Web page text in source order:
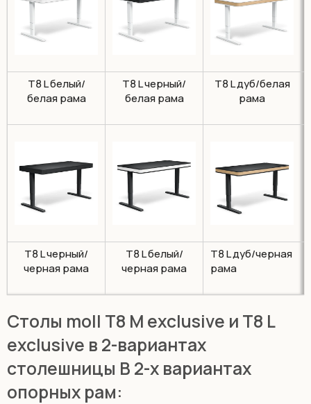
T8 L белый/
белая рама
T8 L черный/
белая рама
T8 L дуб/белая
рама
T8 L черный/
черная рама
T8 L белый/
черная рама
T8 L дуб/черная
рама
Cтолы moll T8 M exclusive и T8 L
exclusive в 2-вариантах
столешницы B 2-х вариантах
опорных рам: